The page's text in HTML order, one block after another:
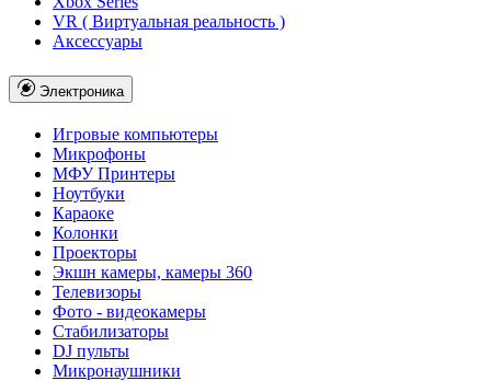
VR ( Виртуальная реальность )
Аксессуары
Электроника
Игровые компьютеры
Микрофоны
МФУ Принтеры
Ноутбуки
Караоке
Колонки
Проекторы
Экшн камеры, камеры 360
Телевизоры
Фото - видеокамеры
Стабилизаторы
DJ пульты
Микронаушники